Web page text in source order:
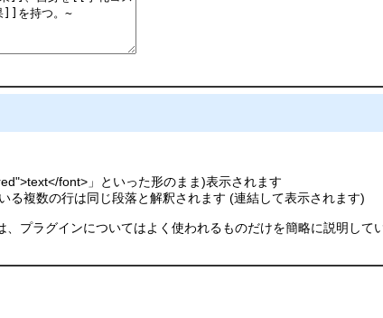
font>」といった形のまま)表示されます
複数の行は同じ段落と解釈されます (連結して表示されます)
プラグインについてはよく使われるものだけを簡略に説明し